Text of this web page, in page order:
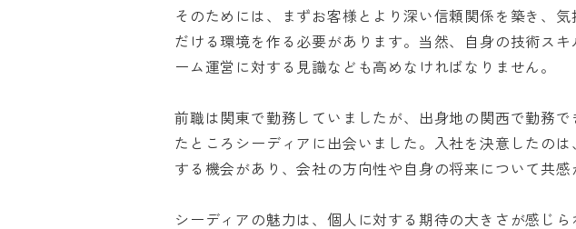
そのためには、まずお客様とより深い信頼関係を築き、気
だける環境を作る必要があります。当然、自身の技術ス
ーム運営に対する見識なども高めなければなりません。
前職は関東で勤務していましたが、出身地の関西で勤務で
たところシーディアに出会いました。入社を決意したのは
する機会があり、会社の方向性や自身の将来について共感
シーディアの魅力は、個人に対する期待の大きさが感じら